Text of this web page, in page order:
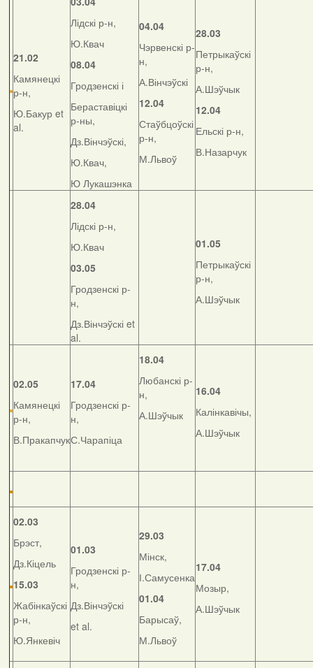
21.02
Камянецкі
р-н,
Ю.Бакур et
al.
Лідскі р-н,
Ю.Квач
08.04
Гродзенскі і
Бераставіцкі
р-ны,
Дз.Вінчэўскі,
Ю.Квач,
Ю Лукашэнка
04.04
Чэрвенскі р-
н,
А.Вінчэўскі
12.04
Стаўбцоўскі
р-н,
М.Львоў
28.03
Петрыкаўскі
р-н,
А.Шэўчык
12.04
Ельскі р-н,
В.Назарчук
28.04
Лідскі р-н,
Ю.Квач
03.05
Гродзенскі р-
н,
Дз.Вінчэўскі et
al.
01.05
Петрыкаўскі
р-н,
А.Шэўчык
02.05
Камянецкі
р-н,
В.Пракапчук
17.04
Гродзенскі р-
н,
С.Чарапіца
18.04
Любанскі р-
н,
А.Шэўчык
16.04
Калінкавічы,
А.Шэўчык
02.03
Брэст,
Дз.Кіцель
15.03
Жабінкаўскі
р-н,
Ю.Янкевіч
01.03
Гродзенскі р-
н,
Дз.Вінчэўскі
et al.
29.03
Мінск,
І.Самусенка
01.04
Барысаў,
М.Львоў
17.04
Мозыр,
А.Шэўчык